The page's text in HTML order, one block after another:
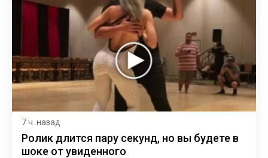
7 ч. назад
Ролик длится пару секунд, но вы будете в
шоке от увиденного